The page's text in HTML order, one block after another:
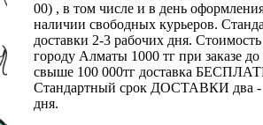
00) , в том числе и в день
наличии свободных курьеров.
доставки 2-3 рабочих дня.
городу Алматы 1000 тг при заказе до
свыше 100 000тг доставка
Стандартный срок ДОСТАВКИ два -
дня.